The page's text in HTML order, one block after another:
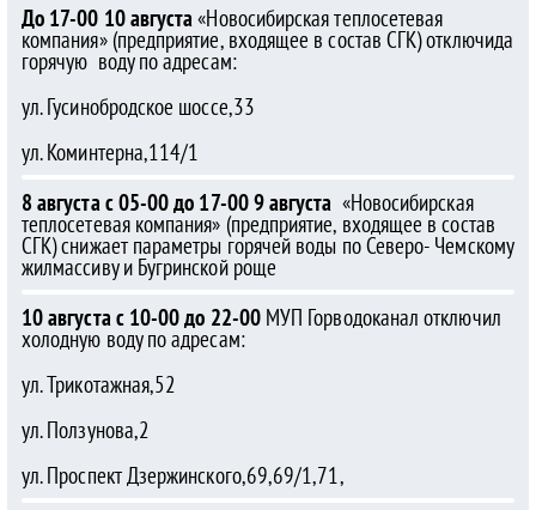
До 17-00 10 августа«Новосибирская теплосетевая
компания» (предприятие, входящее в состав СГК) отключида
горячую воду по адресам:
ул. Гусинобродское шоссе,33
ул. Коминтерна,114/1
8 августа с 05-00 до 17-00 9 августа «Новосибирская
теплосетевая компания» (предприятие, входящее в состав
СГК) снижает параметры горячей воды по Северо- Чемскому
жилмассиву и Бугринской роще
10 августа с 10-00 до 22-00 МУП Горводоканал отключил
холодную воду по адресам:
ул. Трикотажная,52
ул. Ползунова,2
ул. Проспект Дзержинского,69,69/1,71,